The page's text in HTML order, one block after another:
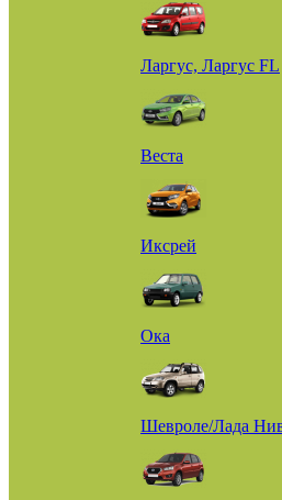
Ларгус, Ларгус FL
Веста
Иксрей
Ока
Шевроле/Лада